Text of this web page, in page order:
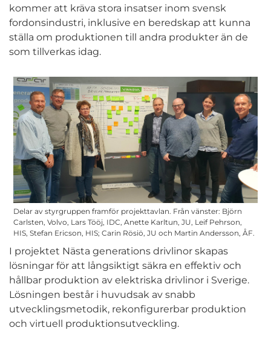
kommer att kräva stora insatser inom svensk
fordonsindustri, inklusive en beredskap att kunna
ställa om produktionen till andra produkter än de
som tillverkas idag.
Delar av styrgruppen framför projekttavlan. Från vänster: Björn
Carlsten, Volvo, Lars Tööj, IDC, Anette Karltun, JU, Leif Pehrson,
HIS, Stefan Ericson, HIS; Carin Rösiö, JU och Martin Andersson, ÅF.
I projektet Nästa generations drivlinor skapas
lösningar för att långsiktigt säkra en effektiv och
hållbar produktion av elektriska drivlinor i Sverige.
Lösningen består i huvudsak av snabb
utvecklingsmetodik, rekonfigurerbar produktion
och virtuell produktionsutveckling.